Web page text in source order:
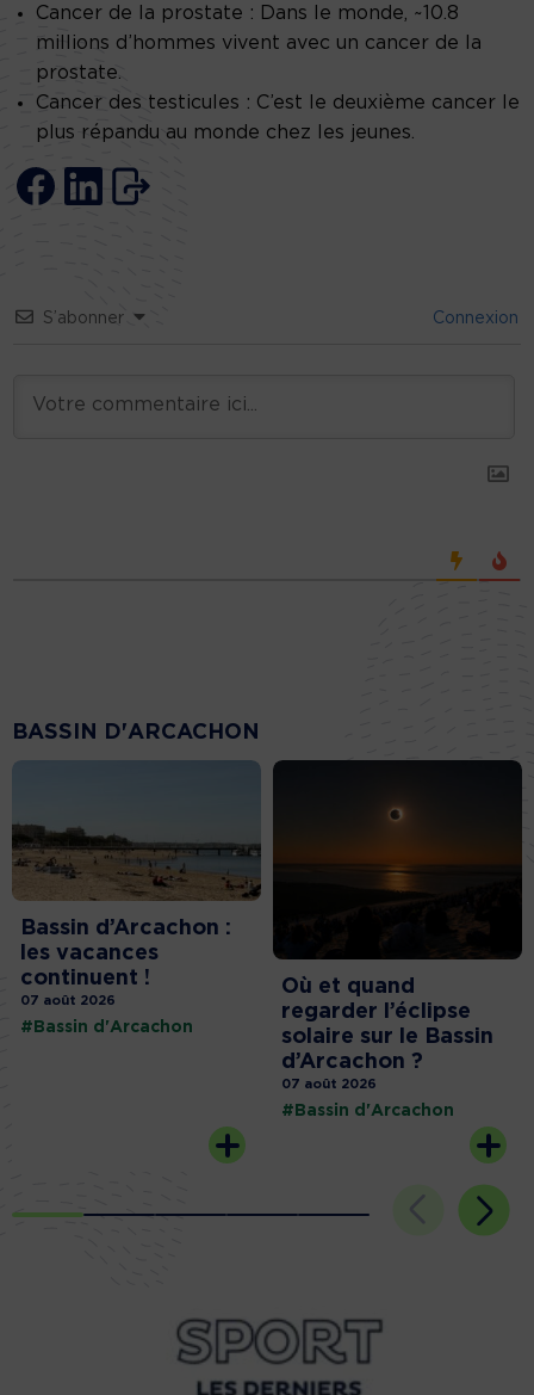
Cancer de la prostate : Dans le monde, ~10.8
millions d’hommes vivent avec un cancer de la
prostate.
Cancer des testicules : C’est le deuxième cancer le
plus répandu au monde chez les jeunes.
S’abonner Connexion
BASSIN D'ARCACHON
Bassin d’Arcachon :
les vacances
continuent !
07 août 2026
#Bassin d'Arcachon
Où et quand
regarder l’éclipse
solaire sur le Bassin
d’Arcachon ?
07 août 2026
#Bassin d'Arcachon